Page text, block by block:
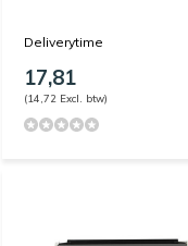
Deliverytime
17,81
(14,72 Excl. btw)